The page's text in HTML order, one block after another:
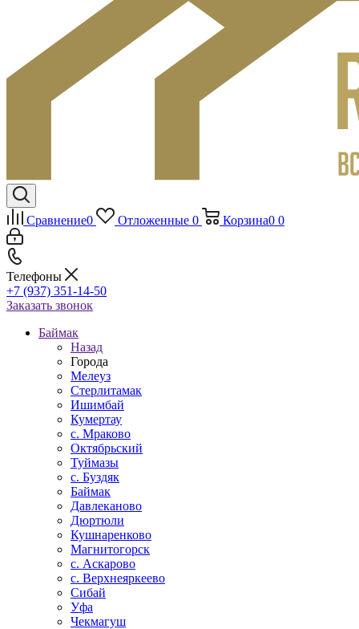
Сравнение0 Отложенные 0 Корзина0 0
Телефоны
+7 (937) 351-14-50
Заказать звонок
Баймак
Назад
Города
Мелеуз
Стерлитамак
Ишимбай
Кумертау
c. Мраково
Октябрьский
Туймазы
c. Буздяк
Баймак
Давлеканово
Дюртюли
Кушнаренково
Магнитогорск
с. Аскарово
с. Верхнеяркеево
Сибай
Уфа
Чекмагуш